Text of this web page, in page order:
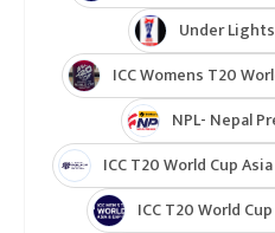
Under
ICC Womens T20
NPL- Nepal
ICC T20 World Cup
ICC T20 World